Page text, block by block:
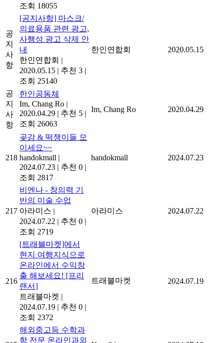
조회 18055
공
지
사
항
[공지사항] 마스크/
의료용품 관련 광고,
사행성 광고 삭제 안
내
한인연합회 |
2020.05.15 | 추천 3 |
조회 25140
한인연합회 2020.05.15
공
지
사
항
한인공동체
Im, Chang Ro |
2020.04.29 | 추천 5 |
조회 26063
Im, Chang Ro 2020.04.29
218
곶감 & 떡쟁이들 모
이세요~~
handokmall |
2024.07.23 | 추천 0 |
조회 2817
handokmall 2024.07.23
217
비엔나 - 창의력 기
반의 미술 수업
아라미스 |
2024.07.22 | 추천 0 |
조회 2719
아라미스 2024.07.22
216
[트래블마켓]에서
현지 여행지식으로
온라인에서 수익창
출 해보세요! [프리
랜서]
트래블마켓 |
2024.07.19 | 추천 0 |
조회 2372
트래블마켓 2024.07.19
해외중고등 수학과
학 전문 온라인과외